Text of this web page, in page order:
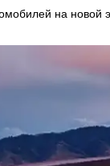
на новой